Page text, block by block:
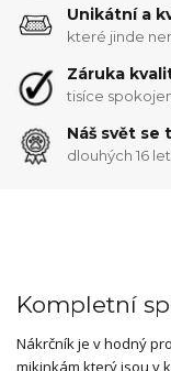
Unikátní a
které jinde
Záruka
tisíce
Náš svět se
dlouhých 16 let
Kompletní
Nákrčník je v hodný
mikinkám který jsou v